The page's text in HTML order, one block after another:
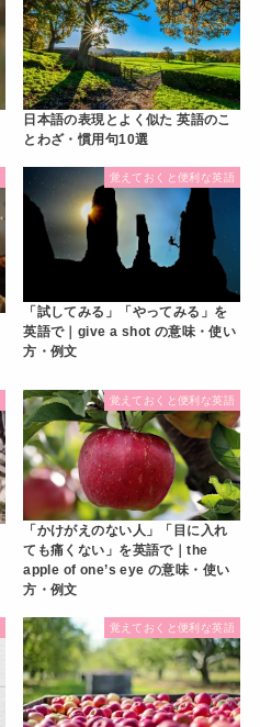
日本語の表現とよく似た 英語のこ
とわざ・慣用句10選
覚えておくと便利な英語
「試してみる」「やってみる」を
英語で｜give a shot の意味・使い
方・例文
覚えておくと便利な英語
「かけがえのない人」「目に入れ
ても痛くない」を英語で｜the
apple of one’s eye の意味・使い
方・例文
覚えておくと便利な英語